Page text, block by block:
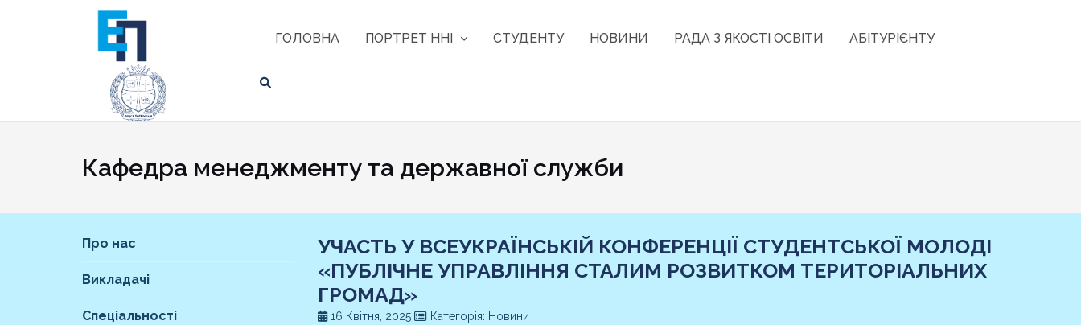
ГОЛОВНА ПОРТРЕТ ННІ СТУДЕНТУ НОВИНИ РАДА З ЯКОСТІ ОСВІТИ АБІТУРІЄНТУ
Кафедра менеджменту та державної служби
Про нас
Викладачі
Спеціальності
УЧАСТЬ У ВСЕУКРАЇНСЬКІЙ КОНФЕРЕНЦІЇ СТУДЕНТСЬКОЇ МОЛОДІ
«ПУБЛІЧНЕ УПРАВЛІННЯ СТАЛИМ РОЗВИТКОМ ТЕРИТОРІАЛЬНИХ
ГРОМАД»
16 Квітня, 2025 Категорія: Новини